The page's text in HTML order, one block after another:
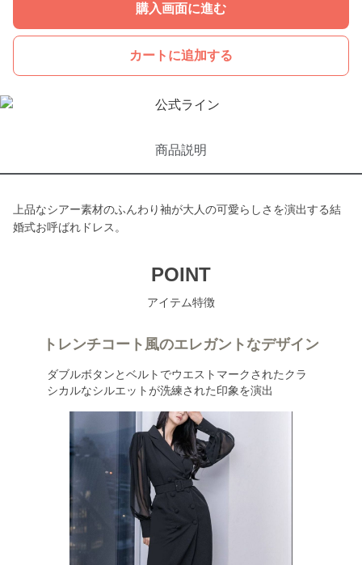
購入画面に進む
カートに追加する
商品説明
上品なシアー素材のふんわり袖が大人の可愛らしさを演出する結
婚式お呼ばれドレス。
POINT
アイテム特徴
トレンチコート風のエレガントなデザイン
ダブルボタンとベルトでウエストマークされたクラ
シカルなシルエットが洗練された印象を演出